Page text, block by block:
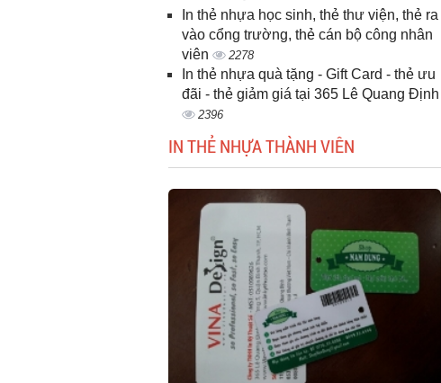
In thẻ nhựa học sinh, thẻ thư viện, thẻ ra
vào cổng trường, thẻ cán bộ công nhân
viên
2278
In thẻ nhựa quà tặng - Gift Card - thẻ ưu
đãi - thẻ giảm giá tại 365 Lê Quang Định
2396
IN THẺ NHỰA THÀNH VIÊN